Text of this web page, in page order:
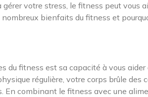
gérer votre stress, le fitness peut vous
bienfaits du fitness et
du fitness est sa capacité à vous
régulière, votre corps brûle des
En combinant le fitness avec une